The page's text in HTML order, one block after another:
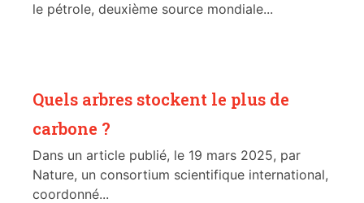
le pétrole, deuxième source mondiale...
Quels arbres stockent le plus de
carbone ?
Dans un article publié, le 19 mars 2025, par
Nature, un consortium scientifique international,
coordonné...